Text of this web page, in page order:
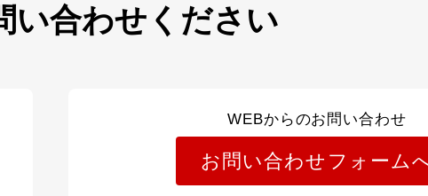
い合わせください
WEBからのお問い合わせ
お問い合わせフォーム